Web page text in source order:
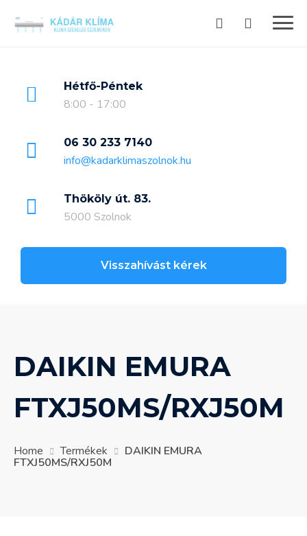
Hétfő-Péntek
8:00 - 17:00
06 30 233 7140
info@kadarklimaszolnok.hu
Thököly út. 83.
5000 Szolnok
Visszahívást kérek
DAIKIN EMURA
FTXJ50MS/RXJ50M
Home Termékek DAIKIN EMURA
FTXJ50MS/RXJ50M